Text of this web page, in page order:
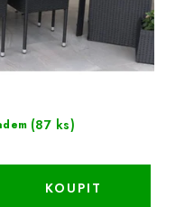
(87 ks)